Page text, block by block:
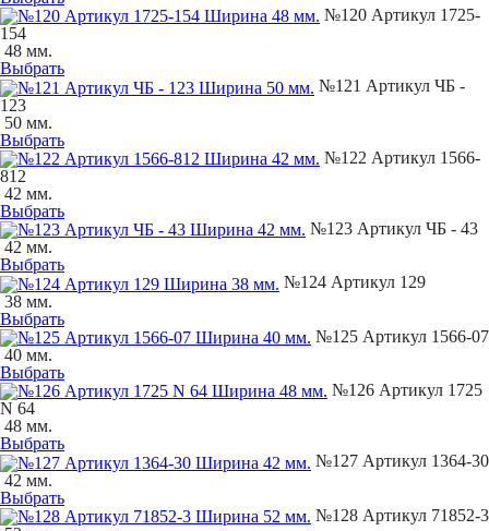
№120 Артикул 1725-
154
48 мм.
Выбрать
№121 Артикул ЧБ -
123
50 мм.
Выбрать
№122 Артикул 1566-
812
42 мм.
Выбрать
№123 Артикул ЧБ - 43
42 мм.
Выбрать
№124 Артикул 129
38 мм.
Выбрать
№125 Артикул 1566-07
40 мм.
Выбрать
№126 Артикул 1725
N 64
48 мм.
Выбрать
№127 Артикул 1364-30
42 мм.
Выбрать
№128 Артикул 71852-3